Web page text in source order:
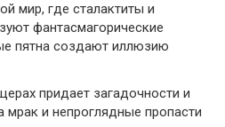
мир, где сталактиты и
фантасмагорические
пятна создают иллюзию
придает загадочности и
мрак и непроглядные пропасти